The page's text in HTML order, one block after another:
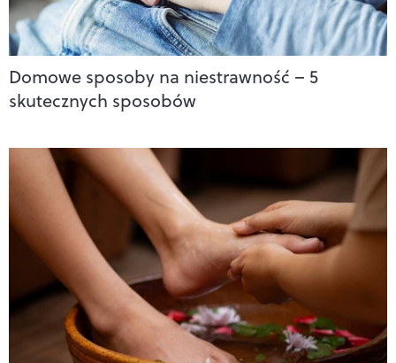
Domowe sposoby na niestrawność – 5
skutecznych sposobów